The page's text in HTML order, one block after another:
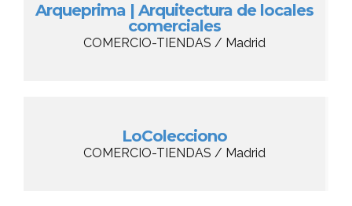
Arqueprima | Arquitectura de locales
comerciales
COMERCIO-TIENDAS / Madrid
LoColecciono
COMERCIO-TIENDAS / Madrid